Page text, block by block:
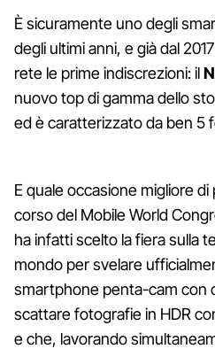
È sicuramente uno degli
degli ultimi anni, e già dal
rete le prime indiscrezioni: il
nuovo top di gamma dello
ed è caratterizzato da ben 5
E quale occasione migliore
corso del Mobile World
ha infatti scelto la fiera sulla
mondo per svelare
smartphone penta-cam con
scattare fotografie in HDR
e che, lavorando